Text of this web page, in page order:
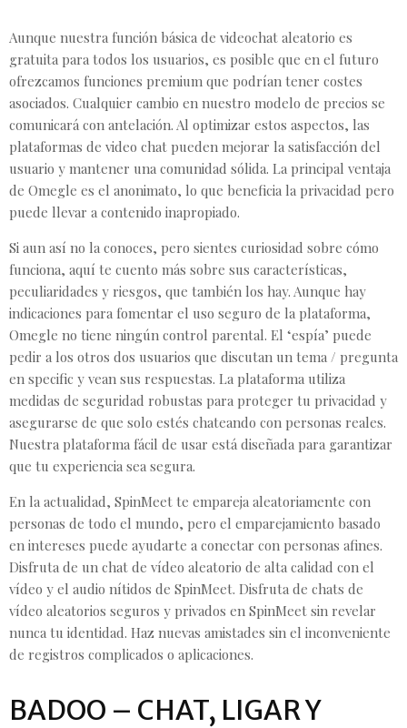
Aunque nuestra función básica de videochat aleatorio es
gratuita para todos los usuarios, es posible que en el futuro
ofrezcamos funciones premium que podrían tener costes
asociados. Cualquier cambio en nuestro modelo de precios se
comunicará con antelación. Al optimizar estos aspectos, las
plataformas de video chat pueden mejorar la satisfacción del
usuario y mantener una comunidad sólida. La principal ventaja
de Omegle es el anonimato, lo que beneficia la privacidad pero
puede llevar a contenido inapropiado.
Si aun así no la conoces, pero sientes curiosidad sobre cómo
funciona, aquí te cuento más sobre sus características,
peculiaridades y riesgos, que también los hay. Aunque hay
indicaciones para fomentar el uso seguro de la plataforma,
Omegle no tiene ningún control parental. El ‘espía’ puede
pedir a los otros dos usuarios que discutan un tema / pregunta
en specific y vean sus respuestas. La plataforma utiliza
medidas de seguridad robustas para proteger tu privacidad y
asegurarse de que solo estés chateando con personas reales.
Nuestra plataforma fácil de usar está diseñada para garantizar
que tu experiencia sea segura.
En la actualidad, SpinMeet te empareja aleatoriamente con
personas de todo el mundo, pero el emparejamiento basado
en intereses puede ayudarte a conectar con personas afines.
Disfruta de un chat de vídeo aleatorio de alta calidad con el
vídeo y el audio nítidos de SpinMeet. Disfruta de chats de
vídeo aleatorios seguros y privados en SpinMeet sin revelar
nunca tu identidad. Haz nuevas amistades sin el inconveniente
de registros complicados o aplicaciones.
BADOO – CHAT, LIGAR Y